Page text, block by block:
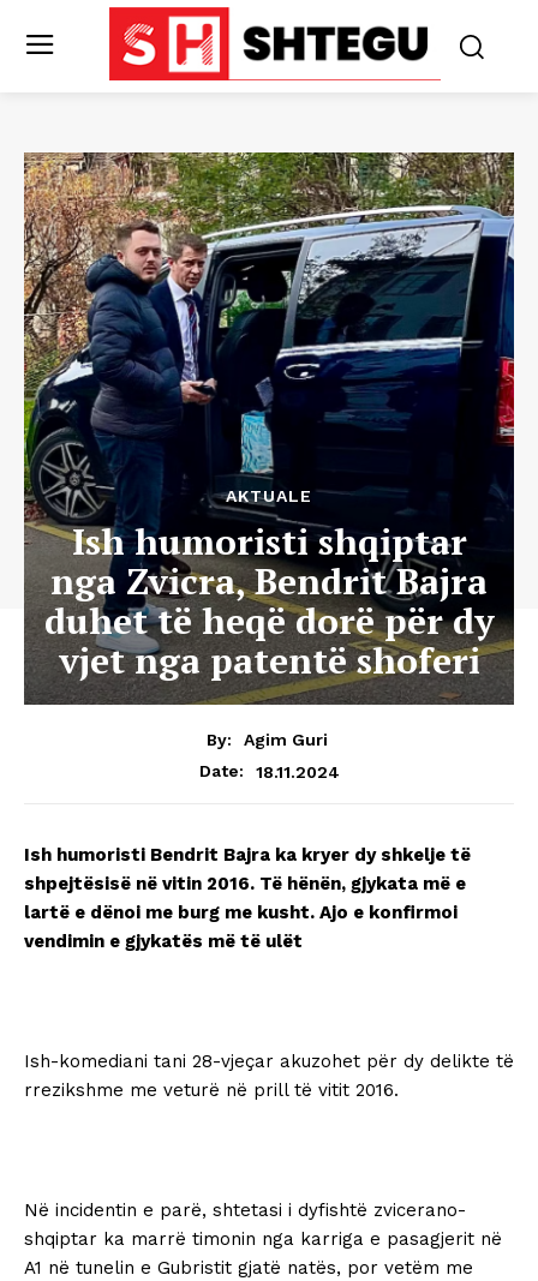
AKTUALE
Ish humoristi shqiptar
nga Zvicra, Bendrit Bajra
duhet të heqë dorë për dy
vjet nga patentë shoferi
By:
Agim Guri
Date:
18.11.2024
Ish humoristi Bendrit Bajra ka kryer dy shkelje të
shpejtësisë në vitin 2016. Të hënën, gjykata më e
lartë e dënoi me burg me kusht. Ajo e konfirmoi
vendimin e gjykatës më të ulët
Ish-komediani tani 28-vjeçar akuzohet për dy delikte të
rrezikshme me veturë në prill të vitit 2016.
Në incidentin e parë, shtetasi i dyfishtë zvicerano-
shqiptar ka marrë timonin nga karriga e pasagjerit në
A1 në tunelin e Gubristit gjatë natës, por vetëm me